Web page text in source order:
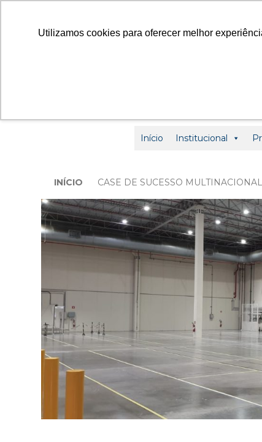
Utilizamos cookies para oferecer melhor
Início Institucional
INÍCIO CASE DE SUCESSO